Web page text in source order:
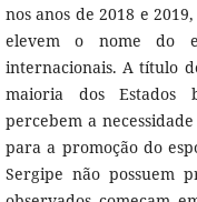
nos anos de 2018 e
elevem o nome do
internacionais. A título
maioria dos Estados
percebem a
para a promoção do
Sergipe não possuem